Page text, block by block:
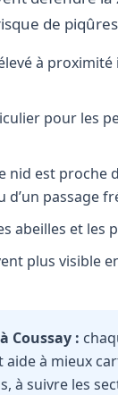
de
à
pour les
nid est proche
d’un passage
abeilles et les
plus visible
Coussay :
aide à mieux
à suivre les